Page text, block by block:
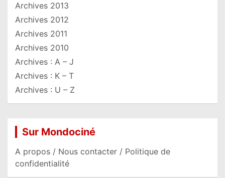
Archives 2013
Archives 2012
Archives 2011
Archives 2010
Archives : A – J
Archives : K – T
Archives : U – Z
Sur Mondociné
A propos / Nous contacter / Politique de
confidentialité